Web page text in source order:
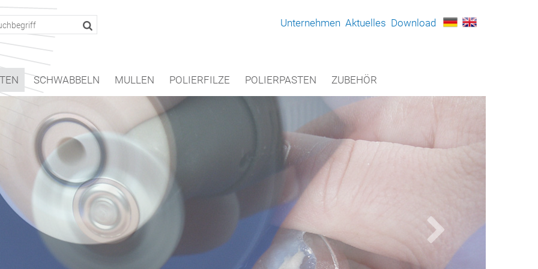
Unternehmen Aktuelles Download
SCHWABBELN MULLEN POLIERFILZE POLIERPASTEN ZUBEHÖR